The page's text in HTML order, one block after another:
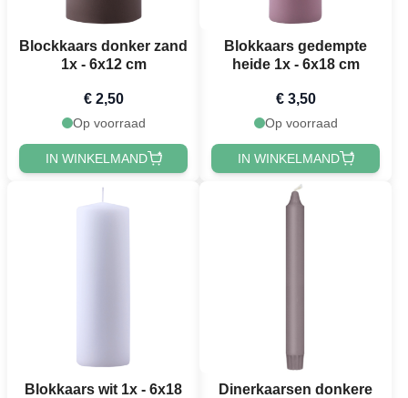
Blockkaars donker zand
1x - 6x12 cm
€ 2,50
Op voorraad
IN WINKELMAND
Blokkaars gedempte
heide 1x - 6x18 cm
€ 3,50
Op voorraad
IN WINKELMAND
Blokkaars wit 1x - 6x18
Dinerkaarsen donkere